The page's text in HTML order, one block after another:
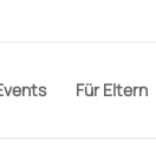
Für Eltern